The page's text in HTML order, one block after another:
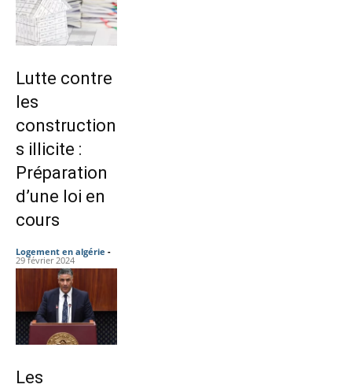
Lutte contre
les
construction
s illicite :
Préparation
d’une loi en
cours
Logement en algérie -
29 février 2024
Les